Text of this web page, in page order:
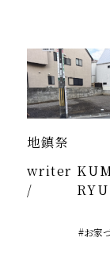
地鎮祭
writer
/
RYU
#お家